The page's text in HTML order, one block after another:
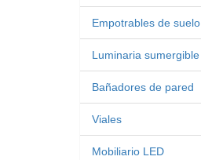
Empotrables de suelo
Luminaria sumergible
Bañadores de pared
Viales
Mobiliario LED